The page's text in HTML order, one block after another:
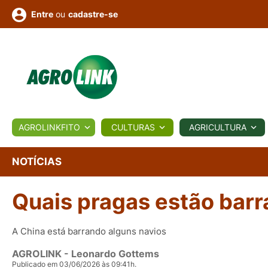
BIOLÓGICOS COTAÇÕES NOTÍCIAS
Conversor Colunistas Eventos
Fotos
e
Vídeos
Entre ou cadastre-se
AGROLINKFITO CULTURAS AGRICULTURA
NOTÍCIAS
Quais pragas estão
A China está barrando alguns navios
AGROLINK - Leonardo Gottems
Publicado em 03/06/2026 às 09:41h.